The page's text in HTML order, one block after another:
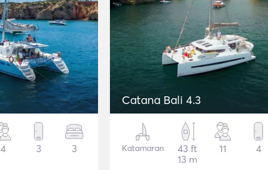
4 3 3
Catana Bali 4.3
Katamaran
43 ft
13 m
11 4